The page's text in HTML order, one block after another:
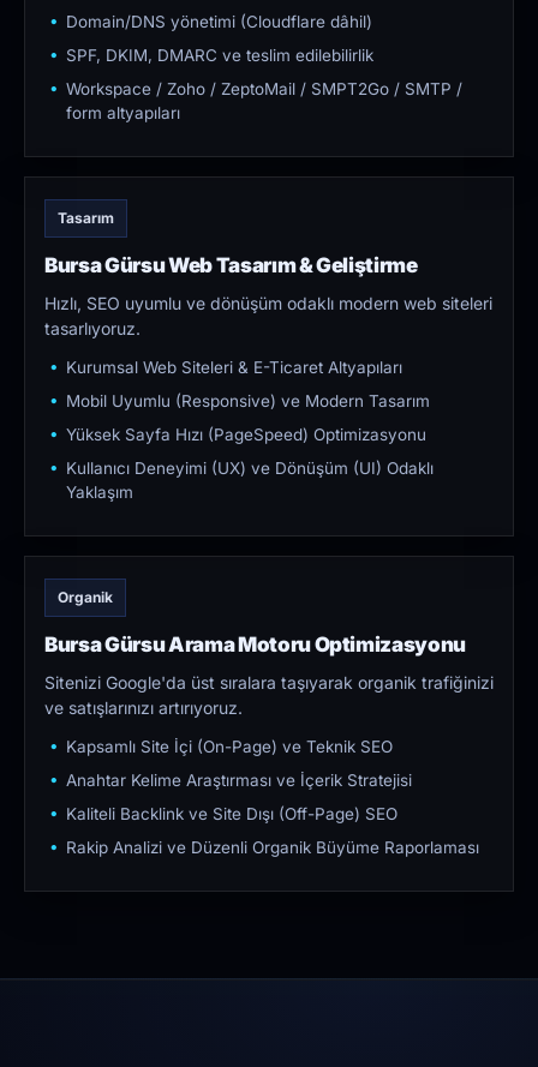
Domain/DNS yönetimi (Cloudflare dâhil)
SPF, DKIM, DMARC ve teslim edilebilirlik
Workspace / Zoho / ZeptoMail / SMPT2Go / SMTP /
form altyapıları
Tasarım
Bursa Gürsu Web Tasarım & Geliştirme
Hızlı, SEO uyumlu ve dönüşüm odaklı modern web siteleri
tasarlıyoruz.
Kurumsal Web Siteleri & E-Ticaret Altyapıları
Mobil Uyumlu (Responsive) ve Modern Tasarım
Yüksek Sayfa Hızı (PageSpeed) Optimizasyonu
Kullanıcı Deneyimi (UX) ve Dönüşüm (UI) Odaklı
Yaklaşım
Organik
Bursa Gürsu Arama Motoru Optimizasyonu
Sitenizi Google'da üst sıralara taşıyarak organik trafiğinizi
ve satışlarınızı artırıyoruz.
Kapsamlı Site İçi (On-Page) ve Teknik SEO
Anahtar Kelime Araştırması ve İçerik Stratejisi
Kaliteli Backlink ve Site Dışı (Off-Page) SEO
Rakip Analizi ve Düzenli Organik Büyüme Raporlaması